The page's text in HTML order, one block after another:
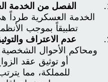
الفصل من الخدمة
الخدمة العسكرية طرداً
تطبيقاً بموجب
عدم الاعتراف
ومحاكم الأحوال الشخصية
أو توثيق عقد
للمملكة، مما